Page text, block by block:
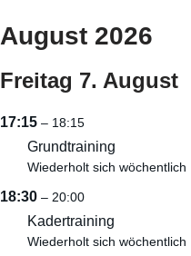
August 2026
Freitag 7. August
17:15 – 18:15
Grundtraining
Wiederholt sich wöchentlich
18:30 – 20:00
Kadertraining
Wiederholt sich wöchentlich